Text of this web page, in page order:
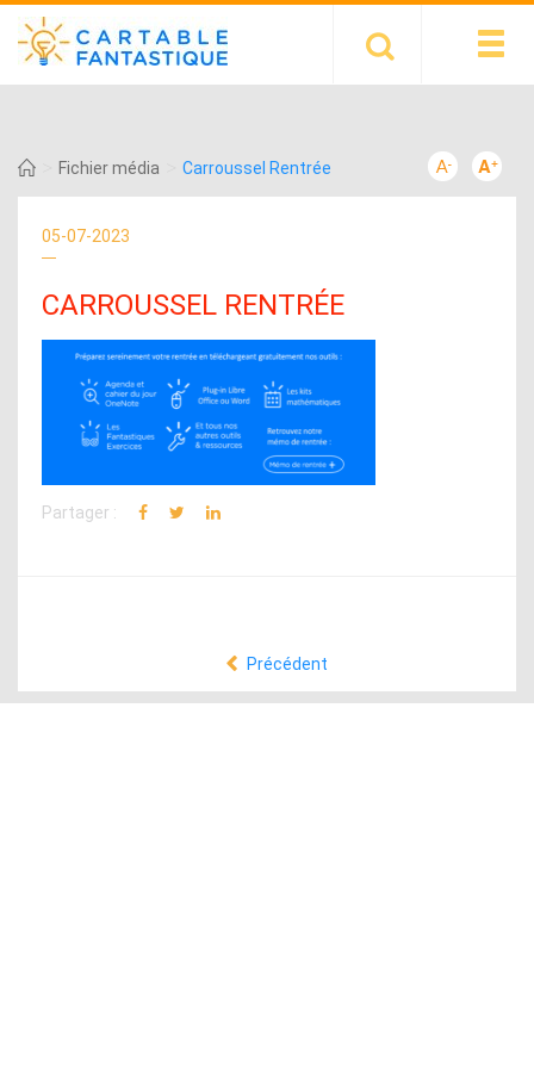
Fichier média Carroussel Rentrée
05-07-2023
CARROUSSEL RENTRÉE
Partager :
Précédent